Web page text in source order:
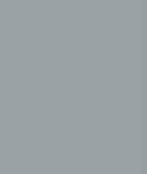
in einer Weise,
Daten
einer spezifischen
werden
zusätzlichen
und